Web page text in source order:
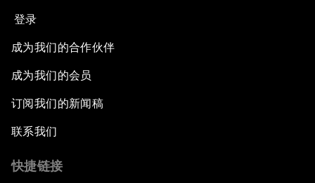
登录
成为我们的合作伙伴
成为我们的会员
订阅我们的新闻稿
联系我们
快捷链接